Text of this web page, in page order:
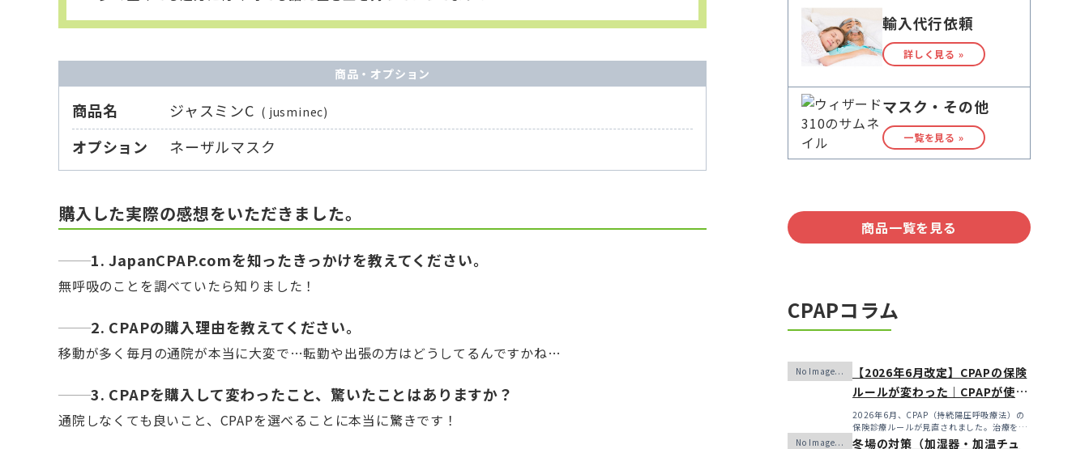
商品・オプション
商品名 ジャスミンC ( jusminec)
オプション ネーザルマスク
購入した実際の感想をいただきました。
1. JapanCPAP.comを知ったきっかけを教えてください。
無呼吸のことを調べていたら知りました！
2. CPAPの購入理由を教えてください。
移動が多く毎月の通院が本当に大変で…転勤や出張の方はどうしてるんですかね…
3. CPAPを購入して変わったこと、驚いたことはありますか？
通院しなくても良いこと、CPAPを選べることに本当に驚きです！
輸入代行依頼
詳しく見る »
マスク・その他
一覧を見る »
商品一覧を見る
CPAPコラム
【2026年6月改定】CPAPの保険
ルールが変わった｜CPAPが使え
なくなるかも？変更のメリッ
ト・デメリットと「購入」とい
2026年6月、CPAP（持続陽圧呼吸療法）の
保険診療ルールが見直されました。治療を始
めるハードルは...
冬場の対策（加湿器・加温チュ